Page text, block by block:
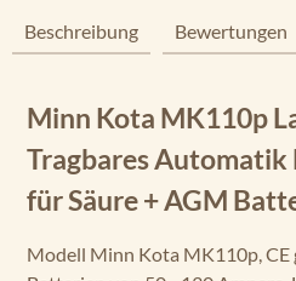
Beschreibung Bewertungen
Minn Kota MK110p
Tragbares
für Säure + AGM
Modell Minn Kota MK110p,